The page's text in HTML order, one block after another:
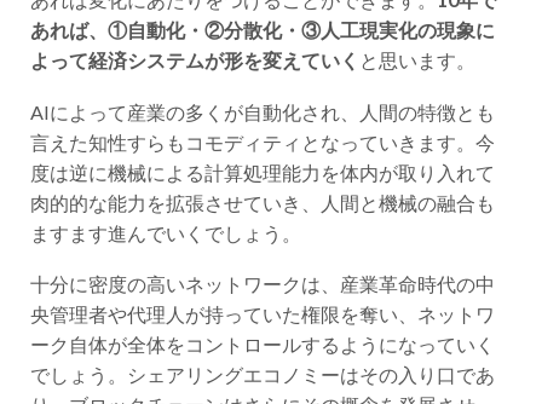
あれば、①自動化・②分散化・③人工現実化の現象に
よって経済システムが形を変えていくと思います。
AIによって産業の多くが自動化され、人間の特徴とも
言えた知性すらもコモディティとなっていきます。今
度は逆に機械による計算処理能力を体内が取り入れて
肉的的な能力を拡張させていき、人間と機械の融合も
ますます進んでいくでしょう。
十分に密度の高いネットワークは、産業革命時代の中
央管理者や代理人が持っていた権限を奪い、ネットワ
ーク自体が全体をコントロールするようになっていく
でしょう。シェアリングエコノミーはその入り口であ
り、ブロックチェーンはさらにその概念を発展させ、